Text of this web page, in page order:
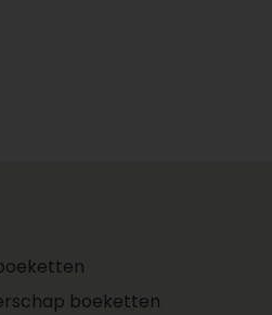
boeketten